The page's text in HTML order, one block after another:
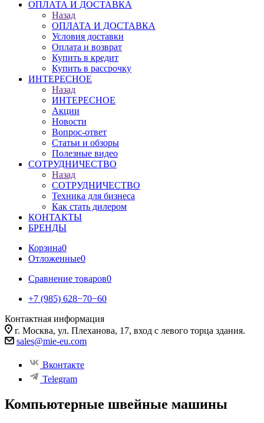
ОПЛАТА И ДОСТАВКА
Назад
ОПЛАТА И ДОСТАВКА
Условия доставки
Оплата и возврат
Купить в кредит
Купить в рассрочку
ИНТЕРЕСНОЕ
Назад
ИНТЕРЕСНОЕ
Акции
Новости
Вопрос-ответ
Статьи и обзоры
Полезные видео
СОТРУДНИЧЕСТВО
Назад
СОТРУДНИЧЕСТВО
Техника для бизнеса
Как стать дилером
КОНТАКТЫ
БРЕНДЫ
Корзина0
Отложенные0
Сравнение товаров0
+7 (985) 628−70−60
Контактная информация
г. Москва, ул. Плеханова, 17, вход с левого торца здания.
sales@mie-eu.com
Вконтакте
Telegram
Компьютерные швейные машины